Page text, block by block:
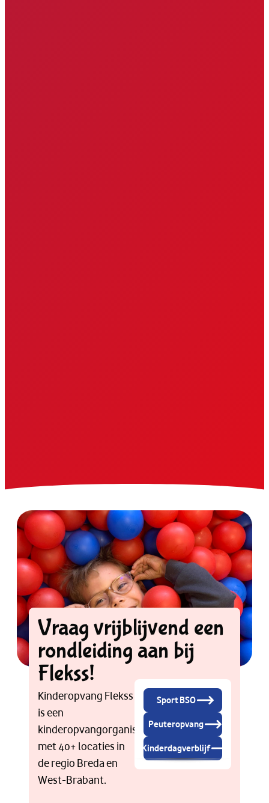
Vraag vrijblijvend een
rondleiding aan bij
Flekss!
Kinderopvang Flekss
is een
kinderopvangorganisatie
met 40+ locaties in
de regio Breda en
West-Brabant.
Sport BSO
Peuteropvang
Kinderdagverblijf